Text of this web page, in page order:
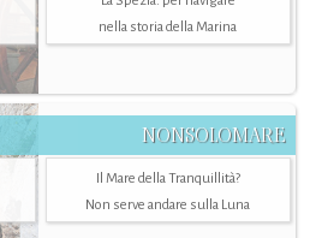
nella storia della Marina
NONSOLOMARE
Il Mare della Tranquillità?
Non serve andare sulla Luna